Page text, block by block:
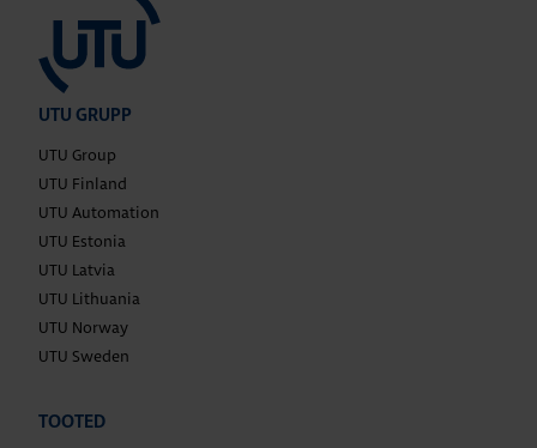
UTU GRUPP
UTU Group
UTU Finland
UTU Automation
UTU Estonia
UTU Latvia
UTU Lithuania
UTU Norway
UTU Sweden
TOOTED